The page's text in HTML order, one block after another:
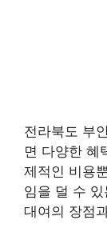
전라북도 부
면 다양한 혜
제적인 비용
임을 덜 수
대여의 장점